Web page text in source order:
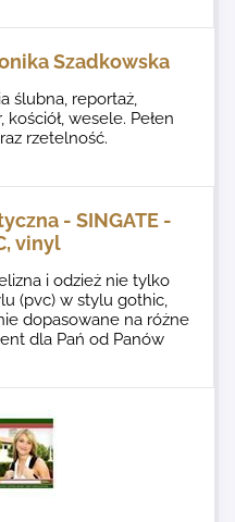
Szadkowska
ślubna, reportaż,
wesele. Pełen
rzetelność.
- SINGATE -
vinyl
i odzież nie tylko
(pvc) w stylu gothic,
dopasowane na różne
dla Pań od Panów